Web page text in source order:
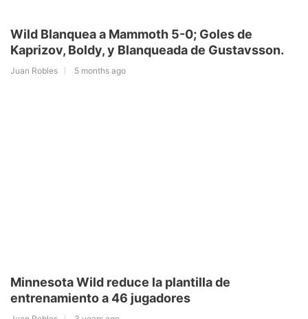
Wild Blanquea a Mammoth 5-0; Goles de
Kaprizov, Boldy, y Blanqueada de Gustavsson.
Juan Robles 5 months ago
Minnesota Wild reduce la plantilla de
entrenamiento a 46 jugadores